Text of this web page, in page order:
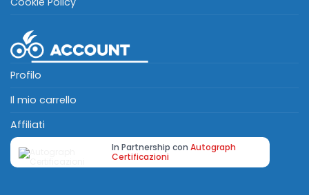
Profilo
Il mio carrello
Affiliati
In Partnership con Autograph
Certificazioni